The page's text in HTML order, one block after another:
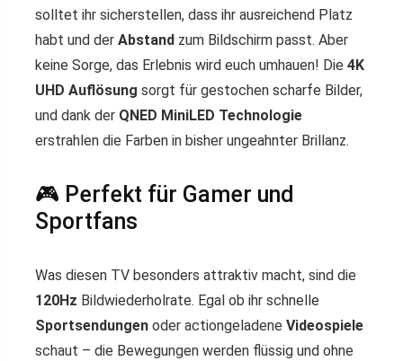
solltet ihr sicherstellen, dass ihr ausreichend Platz
habt und der Abstand zum Bildschirm passt. Aber
keine Sorge, das Erlebnis wird euch umhauen! Die 4K
UHD Auflösung sorgt für gestochen scharfe Bilder,
und dank der QNED MiniLED Technologie
erstrahlen die Farben in bisher ungeahnter Brillanz.
🎮 Perfekt für Gamer und
Sportfans
Was diesen TV besonders attraktiv macht, sind die
120Hz Bildwiederholrate. Egal ob ihr schnelle
Sportsendungen oder actiongeladene Videospiele
schaut – die Bewegungen werden flüssig und ohne